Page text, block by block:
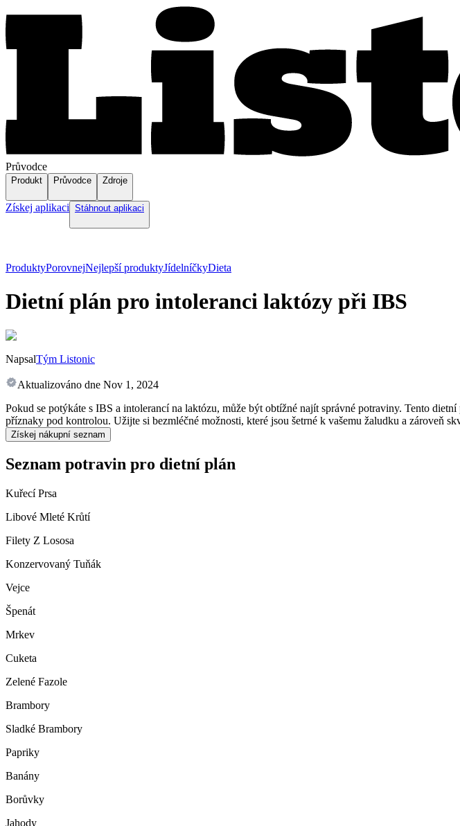
Průvodce
Produkt Průvodce Zdroje
Získej aplikaci Stáhnout aplikaci
ProduktyPorovnejNejlepší produktyJídelníčkyDieta
Dietní plán pro intoleranci laktózy při IBS
NapsalTým Listonic
Aktualizováno dne Nov 1, 2024
Pokud se potýkáte s IBS a intolerancí na laktózu, může být obtížné najít správné potraviny. Tento
příznaky pod kontrolou. Užijte si bezmléčné možnosti, které jsou šetrné k vašemu žaludku a zároveň
Získej nákupní seznam
Seznam potravin pro dietní plán
Kuřecí Prsa
Libové Mleté Krůtí
Filety Z Lososa
Konzervovaný Tuňák
Vejce
Špenát
Mrkev
Cuketa
Zelené Fazole
Brambory
Sladké Brambory
Papriky
Banány
Borůvky
Jahody